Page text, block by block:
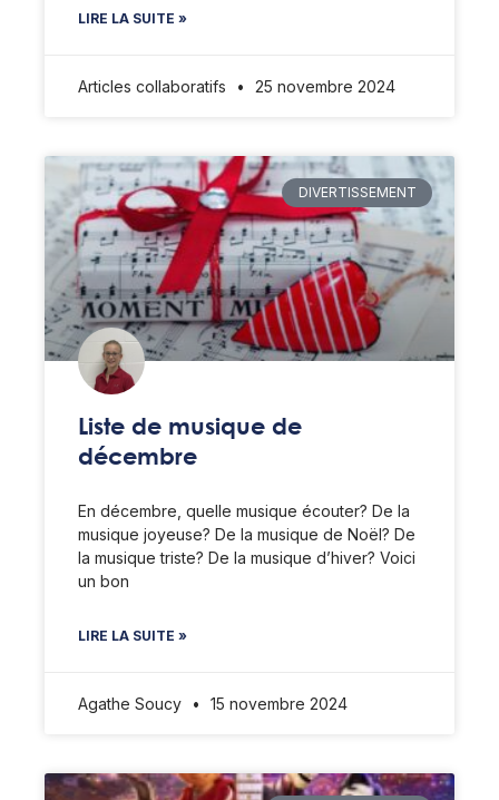
LIRE LA SUITE »
Articles collaboratifs 25 novembre 2024
DIVERTISSEMENT
Liste de musique de
décembre
En décembre, quelle musique écouter? De la
musique joyeuse? De la musique de Noël? De
la musique triste? De la musique d’hiver? Voici
un bon
LIRE LA SUITE »
Agathe Soucy 15 novembre 2024